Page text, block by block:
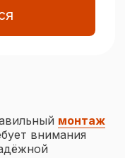
монтаж
внимания